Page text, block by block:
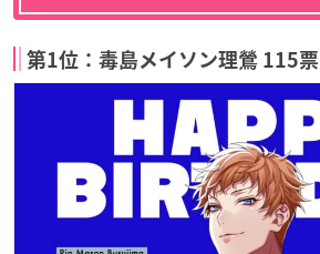
第1位：毒島メイソン理鶯 115票